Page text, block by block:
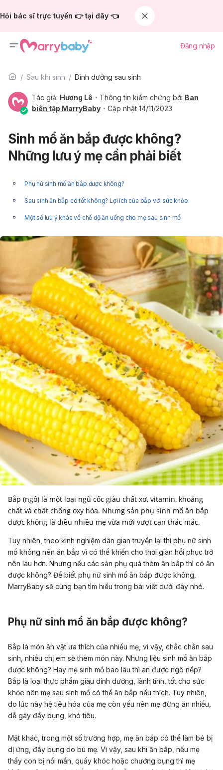
Hỏi bác sĩ trực tuyến 👉 tại đây 👈
Đăng nhập
Sau khi sinh Dinh dưỡng sau sinh
Tác giả: Hương Lê Thông tin kiểm chứng bởi Ban
biên tập MarryBaby
Cập nhật 14/11/2023
Sinh mổ ăn bắp được không?
Những lưu ý mẹ cần phải biết
Phụ nữ sinh mổ ăn bắp được không?
Sau sinh ăn bắp có tốt không? Lợi ích của bắp với sức khỏe
Một số lưu ý khác về chế độ ăn uống cho mẹ sau sinh mổ
Bắp (ngô) là một loại ngũ cốc giàu chất xơ, vitamin, khoáng
chất và chất chống oxy hóa. Nhưng sản phụ sinh mổ ăn bắp
Tuy nhiên, theo kinh nghiệm dân gian truyền lại thì phụ nữ sinh
mổ không nên ăn bắp vì có thể khiến cho thời gian hồi phục trở
nên lâu hơn. Nhưng nếu các sản phụ quá thèm ăn bắp thì có ăn
được không? Để biết phụ nữ sinh mổ ăn bắp được không,
MarryBaby sẽ cùng bạn tìm hiểu trong bài viết dưới đây nhé.
Phụ nữ sinh mổ ăn bắp được không?
Bắp là món ăn vặt ưa thích của nhiều mẹ, vì vậy, chắc chắn sau
sinh, nhiều chị em sẽ thèm món này. Nhưng liệu sinh mổ ăn bắp
được không? Hay mẹ sinh mổ bao lâu thì an được ngô nếp?
Bắp là loạithực phẩm giàu dinh dưỡng , lành tính, tốt cho sức
khỏe nên mẹ sau sinh mổ có thể ăn bắp nếu thích. Tuy nhiên,
do lúc này hệ tiêu hóa của mẹ còn yếu nên mẹ đừng ăn nhiều,
dễ gây đầy bụng, khó tiêu.
Mặt khác, trong một số trường hợp, mẹ ăn bắp có thể làm bé bị
dị ứng đầy bụng do bú mẹ. Vì vậy, sau khi ăn bắp, nếu mẹ
thấy con bị nổi mẩn, quấy khóc hoặc chướng bụng thì mẹ